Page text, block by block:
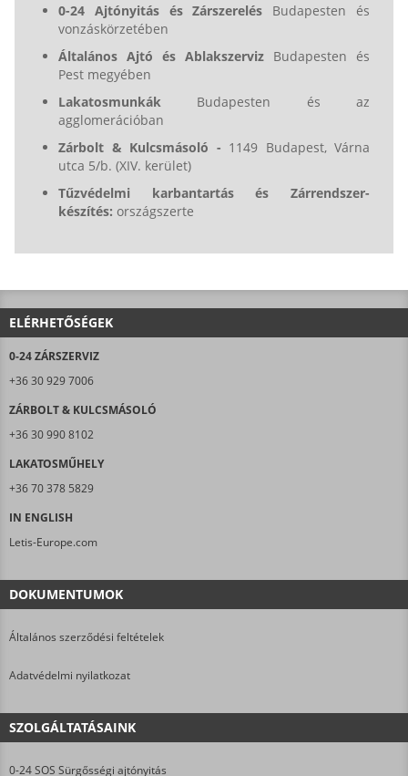
0-24 Ajtónyitás és Zárszerelés Budapesten és
vonzáskörzetében
Általános Ajtó és Ablakszerviz Budapesten és
Pest megyében
Lakatosmunkák Budapesten és az
agglomerációban
Zárbolt & Kulcsmásoló - 1149 Budapest, Várna
utca 5/b. (XIV. kerület)
Tűzvédelmi karbantartás és Zárrendszer-
készítés: országszerte
ELÉRHETŐSÉGEK
0-24 ZÁRSZERVIZ
+36 30 929 7006
ZÁRBOLT & KULCSMÁSOLÓ
+36 30 990 8102
LAKATOSMŰHELY
+36 70 378 5829
IN ENGLISH
Letis-Europe.com
DOKUMENTUMOK
Általános szerződési feltételek
Adatvédelmi nyilatkozat
SZOLGÁLTATÁSAINK
0-24 SOS Sürgősségi ajtónyitás